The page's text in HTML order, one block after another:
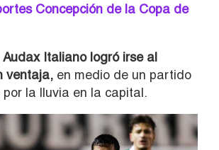
Concepción de la Copa de
Audax Italiano logró irse al
ventaja, en medio de un partido
la lluvia en la capital.